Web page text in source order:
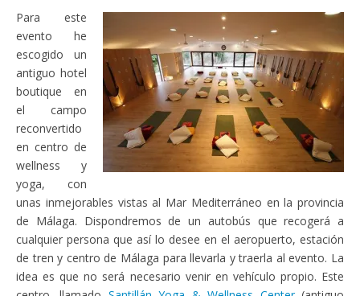
Para este
evento he
escogido un
antiguo hotel
boutique en
el campo
reconvertido
en centro de
wellness y
yoga, con
unas inmejorables vistas al Mar Mediterráneo en la provincia
de Málaga. Dispondremos de un autobús que recogerá a
cualquier persona que así lo desee en el aeropuerto, estación
de tren y centro de Málaga para llevarla y traerla al evento. La
idea es que no será necesario venir en vehículo propio. Este